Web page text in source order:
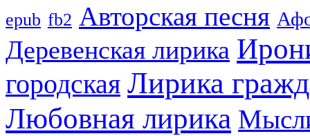
epub fb2 Авторская песня
Деревенская лирика
городская Лирика
Любовная лирика